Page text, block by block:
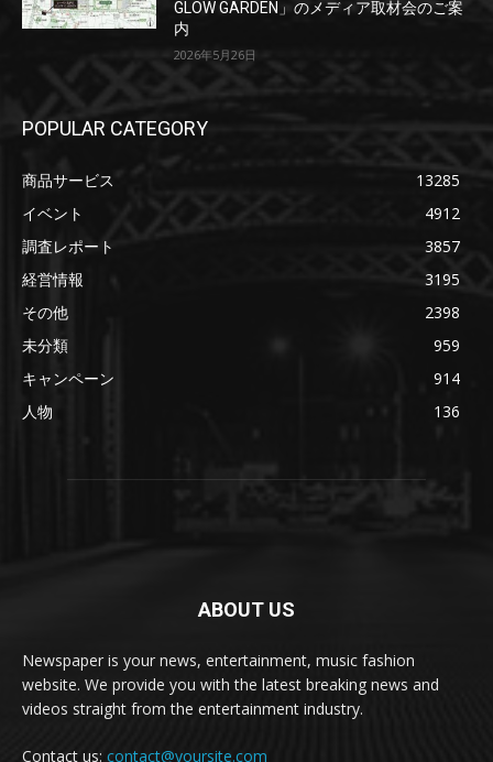
GLOW GARDEN」のメディア取材会のご案
内
2026年5月26日
POPULAR CATEGORY
商品サービス
13285
イベント
4912
調査レポート
3857
経営情報
3195
その他
2398
未分類
959
キャンペーン
914
人物
136
ABOUT US
Newspaper is your news, entertainment, music fashion
website. We provide you with the latest breaking news and
videos straight from the entertainment industry.
Contact us: contact@yoursite.com